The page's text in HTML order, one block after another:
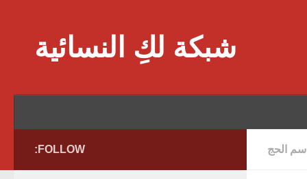
شبكة لكِ النسائية
الحج FOLLOW: